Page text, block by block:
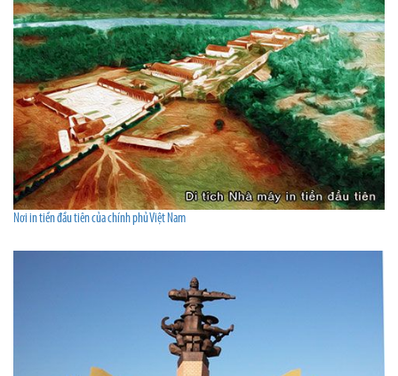
Nơi in tiền đầu tiên của chính phủ Việt Nam